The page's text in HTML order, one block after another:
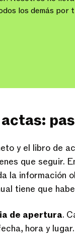
los demás por
y el libro de
que seguir.
la información
tiene que
de apertura.
hora y